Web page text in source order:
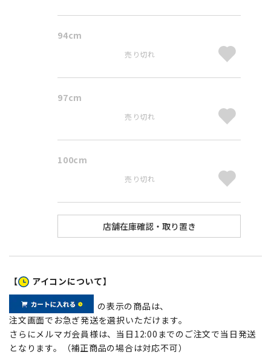
94cm
売り切れ
97cm
売り切れ
100cm
売り切れ
【 アイコンについて】
の表示の商品は、
注文画面でお急ぎ発送を選択いただけます。
さらにメルマガ会員様は、当日12:00までのご注文で当日発送
となります。（補正商品の場合は対応不可）